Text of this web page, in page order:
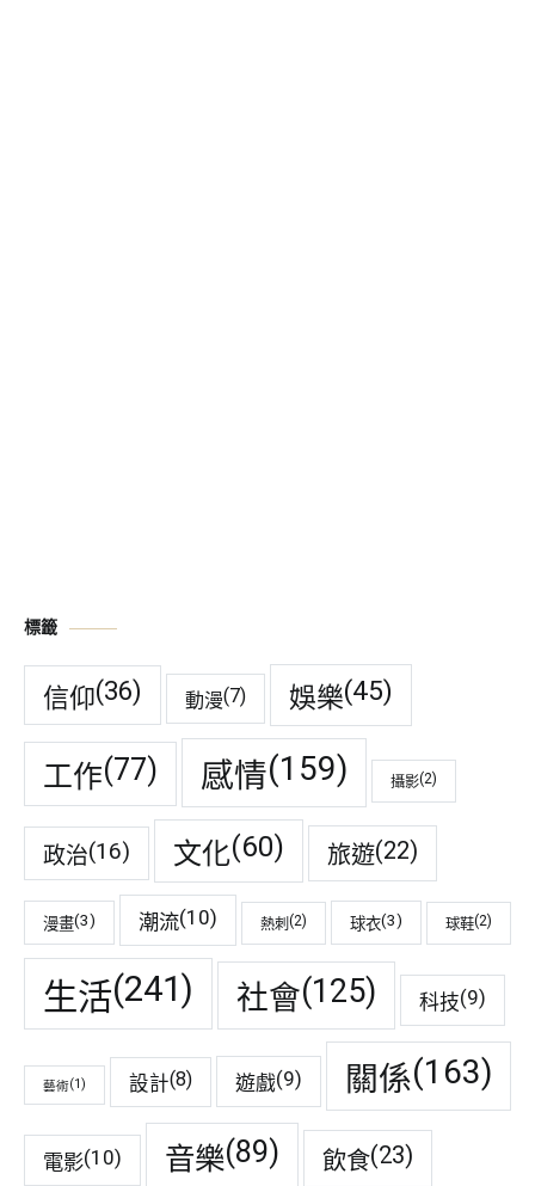
標籤
信仰(36) 動漫(7) 娛樂(45)
工作(77) 感情(159) 攝影(2)
政治(16) 文化(60) 旅遊(22)
漫畫(3) 潮流(10) 熱刺 (2) 球衣(3) 球鞋(2)
生活(241) 社會(125) 科技(9)
藝術(1) 設計(8) 遊戲(9) 關係(163)
電影(10) 音樂(89) 飲食(23)